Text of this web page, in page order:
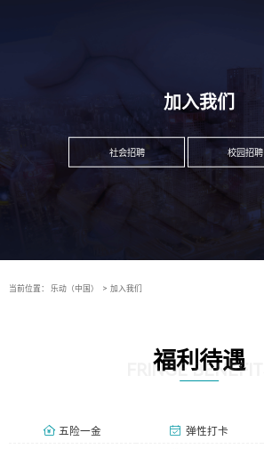
加入我们
社会招聘 校园招聘
当前位置： 乐动（中国） > 加入我们
福利待遇
FRINGE BENEFITS
五险一金 弹性打卡